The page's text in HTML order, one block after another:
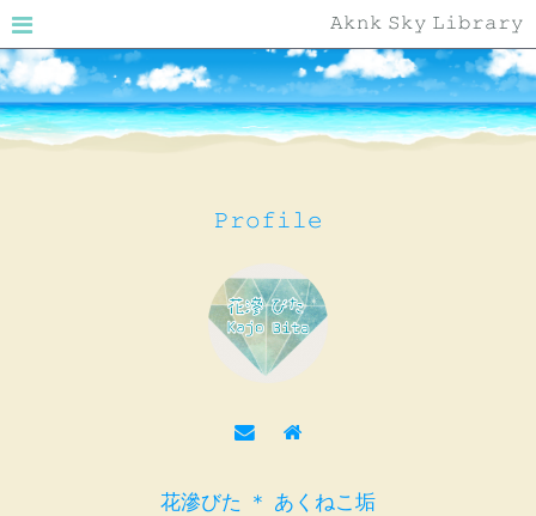
𝙰𝚔𝚗𝚔 𝚂𝚔𝚢 𝙻𝚒𝚋𝚛𝚊𝚛𝚢
𝙿𝚛𝚘𝚏𝚒𝚕𝚎
花滲びた ＊ あくねこ垢